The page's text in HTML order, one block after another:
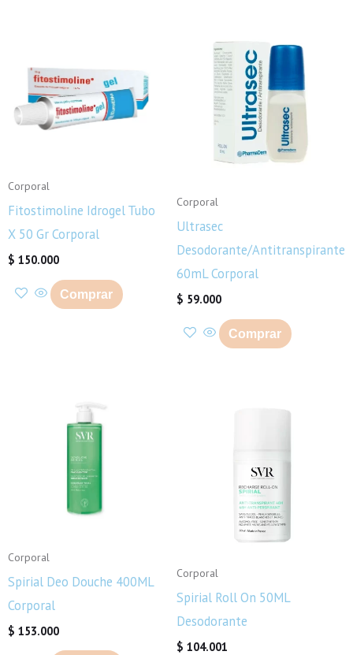
Corporal
Fitostimoline Idrogel Tubo
X 50 Gr Corporal
$ 150.000
Comprar
Corporal
Ultrasec
Desodorante/Antitranspirante
60mL Corporal
$ 59.000
Comprar
Corporal
Spirial Deo Douche 400ML
Corporal
$ 153.000
Corporal
Spirial Roll On 50ML
Desodorante
$ 104.001